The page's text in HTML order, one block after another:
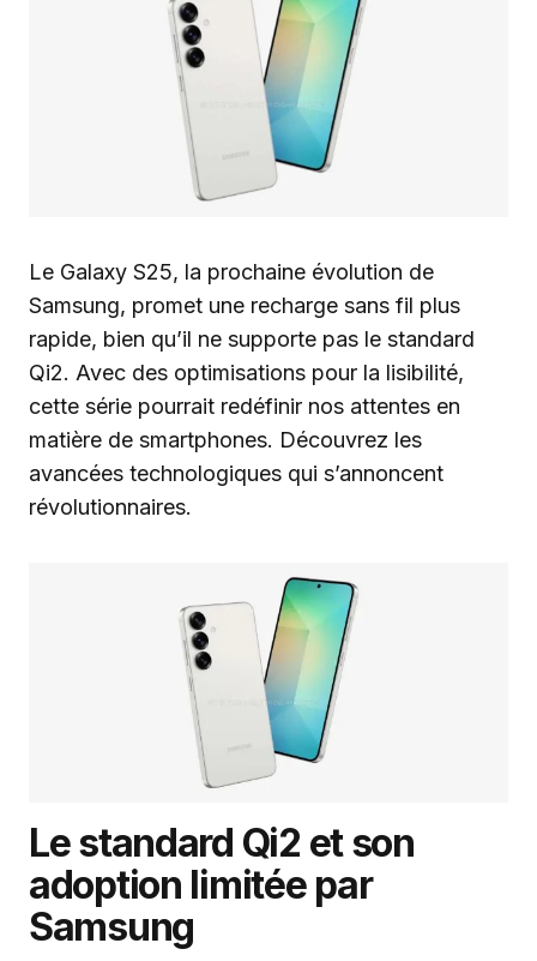
Le Galaxy S25, la prochaine évolution de
Samsung, promet une recharge sans fil plus
rapide, bien qu’il ne supporte pas le standard
Qi2. Avec des optimisations pour la lisibilité,
cette série pourrait redéfinir nos attentes en
matière de smartphones. Découvrez les
avancées technologiques qui s’annoncent
révolutionnaires.
Le standard Qi2 et son
adoption limitée par
Samsung